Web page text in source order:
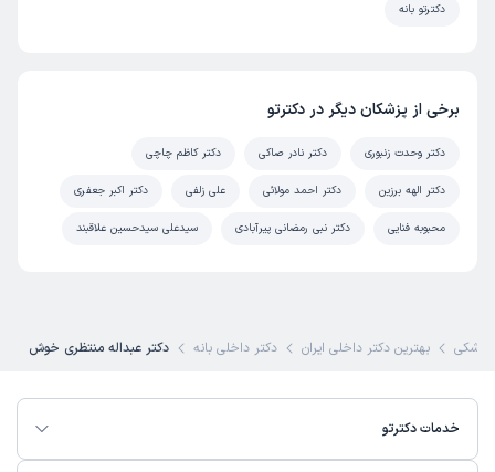
دکترتو بانه
برخی از پزشکان دیگر در دکترتو
دکتر وحدت زنبوری دکتر نادر صاکی دکتر کاظم چاچی
دکتر الهه برزین دکتر احمد مولائی علی زلفی دکتر اکبر جعفری
محبوبه فنایی دکتر نبی رمضانی پیرآبادی سیدعلی سیدحسین علاقبند
بهترین دکتر داخلی ایران دکتر داخلی بانه دکتر عبداله منتظری خوش
خدمات دکترتو